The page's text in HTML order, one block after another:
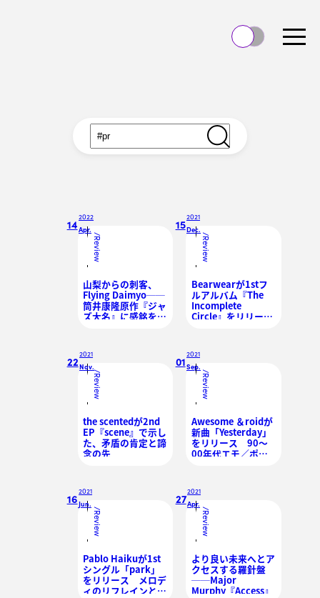
14
2022
Apr. /
Review
山梨からの刺客、
Flying Daimyo──
筒井康隆原作『ジャ
ズ大名』に感銘を受
15
2021
Dec./
Review
Bearwearが1stフ
ルアルバム『The
Incomplete
Circle』をリリー
言葉たち
22
2021
Nov./
Review
the scentedが2nd
EP『scene』で示し
た、矛盾の肯定と諦
念の先
01
2021
Sep./
Review
Awesome ＆roidが
新曲「Yesterday」
をリリース 90〜
00年代エモ／ポッ
ム
16
2021
Jun. /
Review
Pablo Haikuが1st
シングル「park」
をリリース メロデ
ィのリフレインと
27
2021
Apr. /
Review
より良い未来へとア
クセスする羅針盤
──Major
Murphy『Access』